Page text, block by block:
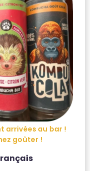
arrivées au bar !
goûter !